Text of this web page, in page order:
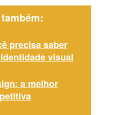
precisa saber
visual
a melhor